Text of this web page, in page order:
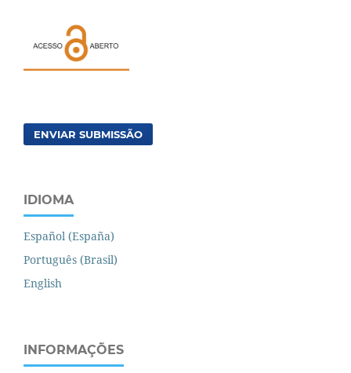
ENVIAR SUBMISSÃO
IDIOMA
Español (España)
Português (Brasil)
English
INFORMAÇÕES